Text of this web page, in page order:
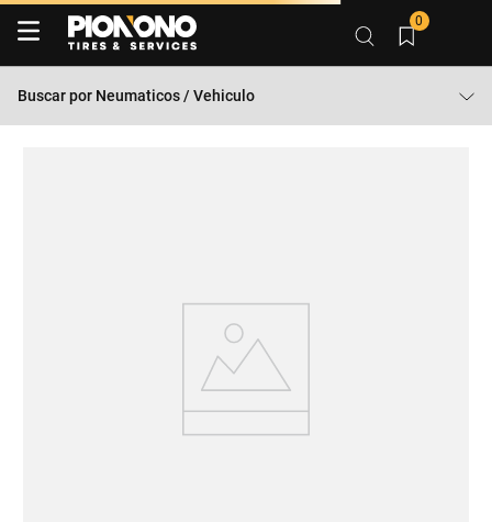
0
Buscar por Neumaticos / Vehiculo